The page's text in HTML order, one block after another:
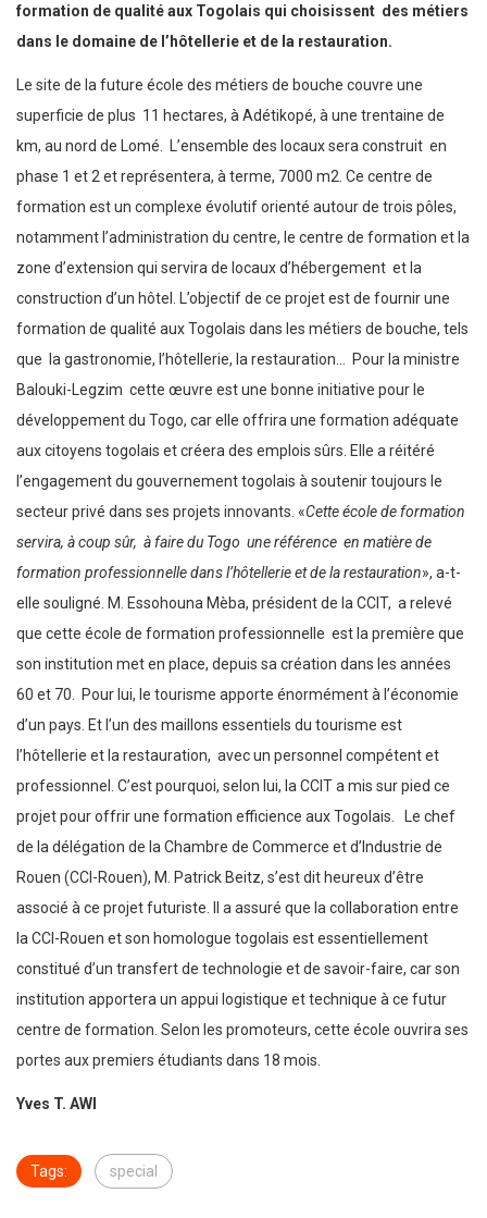
formation de qualité aux Togolais qui choisissent des métiers
dans le domaine de l’hôtellerie et de la restauration.
Le site de la future école des métiers de bouche couvre une
superficie de plus 11 hectares, à Adétikopé, à une trentaine de
km, au nord de Lomé. L’ensemble des locaux sera construit en
phase 1 et 2 et représentera, à terme, 7000 m2. Ce centre de
formation est un complexe évolutif orienté autour de trois pôles,
notamment l’administration du centre, le centre de formation et la
zone d’extension qui servira de locaux d’hébergement et la
construction d’un hôtel. L’objectif de ce projet est de fournir une
formation de qualité aux Togolais dans les métiers de bouche, tels
que la gastronomie, l’hôtellerie, la restauration… Pour la ministre
Balouki-Legzim cette œuvre est une bonne initiative pour le
développement du Togo, car elle offrira une formation adéquate
aux citoyens togolais et créera des emplois sûrs. Elle a réitéré
l’engagement du gouvernement togolais à soutenir toujours le
secteur privé dans ses projets innovants. «Cette école de formation
servira, à coup sûr, à faire du Togo une référence en matière de
formation professionnelle dans l’hôtellerie et de la restauration», a-t-
elle souligné. M. Essohouna Mèba, président de la CCIT, a relevé
que cette école de formation professionnelle est la première que
son institution met en place, depuis sa création dans les années
60 et 70. Pour lui, le tourisme apporte énormément à l’économie
d’un pays. Et l’un des maillons essentiels du tourisme est
l’hôtellerie et la restauration, avec un personnel compétent et
professionnel. C’est pourquoi, selon lui, la CCIT a mis sur pied ce
projet pour offrir une formation efficience aux Togolais. Le chef
de la délégation de la Chambre de Commerce et d’Industrie de
Rouen (CCI-Rouen), M. Patrick Beitz, s’est dit heureux d’être
associé à ce projet futuriste. Il a assuré que la collaboration entre
la CCI-Rouen et son homologue togolais est essentiellement
constitué d’un transfert de technologie et de savoir-faire, car son
institution apportera un appui logistique et technique à ce futur
centre de formation. Selon les promoteurs, cette école ouvrira ses
portes aux premiers étudiants dans 18 mois.
Yves T. AWI
Tags: special